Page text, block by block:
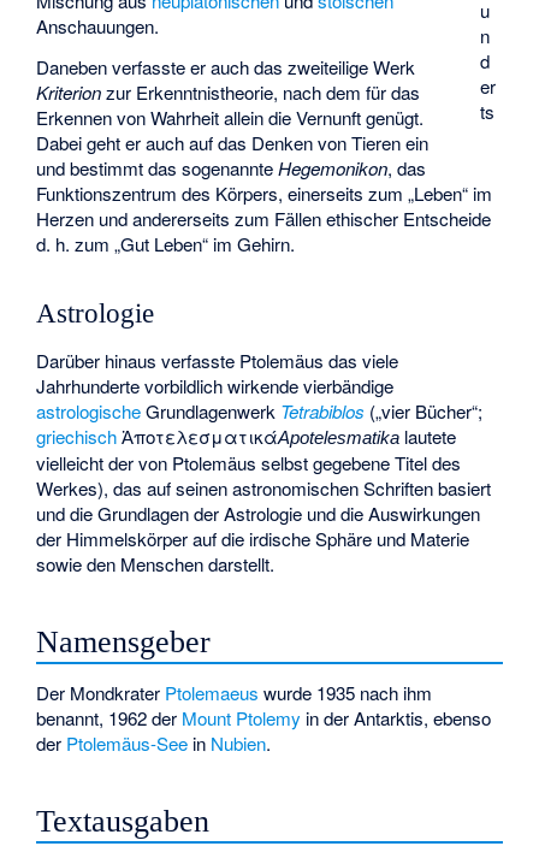
u
n
d
er
ts
Anschauungen.
Daneben verfasste er auch das zweiteilige Werk
Kriterionzur Erkenntnistheorie, nach dem für das
Erkennen von Wahrheit allein die Vernunft genügt.
Dabei geht er auch auf das Denken von Tieren ein
und bestimmt das sogenannteHegemonikon, das
Funktionszentrum des Körpers, einerseits zum „Leben“ im
Herzen und andererseits zum Fällen ethischer Entscheide
d. h. zum „Gut Leben“ im Gehirn.
Astrologie
Darüber hinaus verfasste Ptolemäus das viele
Jahrhunderte vorbildlich wirkende vierbändige
astrologischeGrundlagenwerk Tetrabiblos („vier Bücher“;
griechisch ἈποτελεσματικάApotelesmatika lautete
vielleicht der von Ptolemäus selbst gegebene Titel des
Werkes), das auf seinen astronomischen Schriften basiert
und die Grundlagen der Astrologie und die Auswirkungen
der Himmelskörper auf die irdische Sphäre und Materie
sowie den Menschen darstellt.
Namensgeber
Der Mondkrater Ptolemaeus wurde 1935 nach ihm
benannt, 1962 der Mount Ptolemy in der Antarktis, ebenso
der Ptolemäus-See in Nubien.
Textausgaben